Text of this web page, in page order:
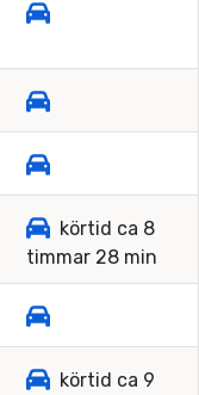
körtid ca 8
timmar 28 min
körtid ca 9